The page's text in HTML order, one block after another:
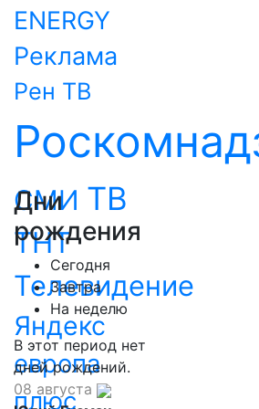
ENERGY
Реклама
Рен ТВ
СМИ ТВ
ТНТ
Телевидение
Яндекс
европа
плюс
Дни
рождения
Сегодня
Завтра
На неделю
В этот период нет
дней рождений.
08 августа